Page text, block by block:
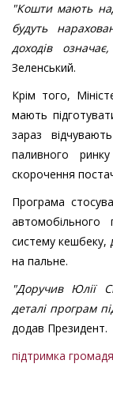
"Кошти мають
будуть
доходів
Зеленський.
Крім того,
мають
зараз
паливного
скорочення
Програма
систему кешбеку,
на пальне.
"Доручив Юлії
деталі програм
додав Президент.
підтримка